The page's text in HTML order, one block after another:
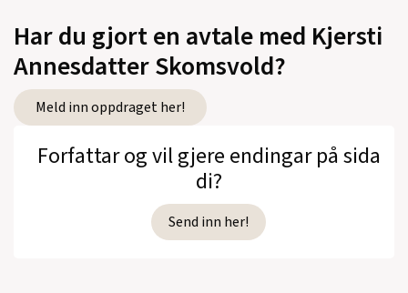
Se alle utgivelser
Har du gjort en avtale med Kjersti
Annesdatter Skomsvold?
Meld inn oppdraget her!
Forfattar og vil gjere endingar på sida
di?
Send inn her!